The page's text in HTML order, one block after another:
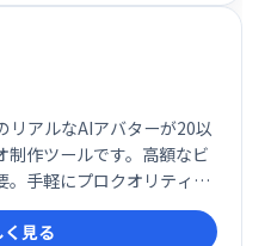
アルなAIアバターが20以
制作ツールです。高額なビ
。手軽にプロクオリティの
とコストを大幅に削減し、
入れましょう。
見る